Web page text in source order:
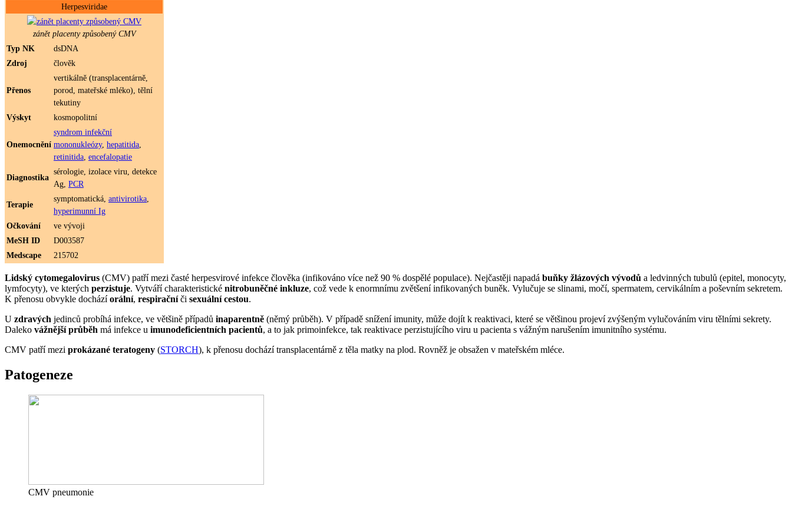
Herpesviridae
zánět placenty způsobený CMV
Typ NK
dsDNA
Zdroj
člověk
Přenos
vertikálně (transplacentárně,
porod, mateřské mléko), tělní
tekutiny
Výskyt
kosmopolitní
Onemocnění
syndrom infekční
mononukleózy, hepatitida
retinitida encefalopatie
Diagnostika
sérologie, izolace viru, detekce
Ag, PCR
Terapie
symptomatická, antivirotika
hyperimunní Ig
Očkování
ve vývoji
MeSH ID
D003587
Medscape
215702
Lidský cytomegalovirus (CMV) patří mezi časté herpesvirové infekce člověka (infikováno více než 90 % dospělé populace). Nejčastěji napadá buňky žlázových vývodů a ledvinných tubulů (epitel, monocyty,
lymfocyty), ve kterých perzistuje. Vytváří charakteristické nitrobuněčné inkluze, což vede k enormnímu zvětšení infikovaných buněk. Vylučuje se slinami, močí, spermatem, cervikálním a poševním sekretem.
K přenosu obvykle docházíorální, respiračníči sexuální cestou.
U zdravých jedinců probíhá infekce, ve většině případů inaparentně (němý průběh). V případě snížení imunity, může dojít k reaktivaci, které se většinou projeví zvýšeným vylučováním viru tělními sekrety.
Daleko vážnější průběh má infekce u imunodeficientních pacientů, a to jak primoinfekce, tak reaktivace perzistujícího viru u pacienta s vážným narušením imunitního systému.
CMV patří mezi prokázané teratogeny (STORCH), k přenosu dochází transplacentárně z těla matky na plod. Rovněž je obsažen v mateřském mléce.
Patogeneze
CMV pneumonie